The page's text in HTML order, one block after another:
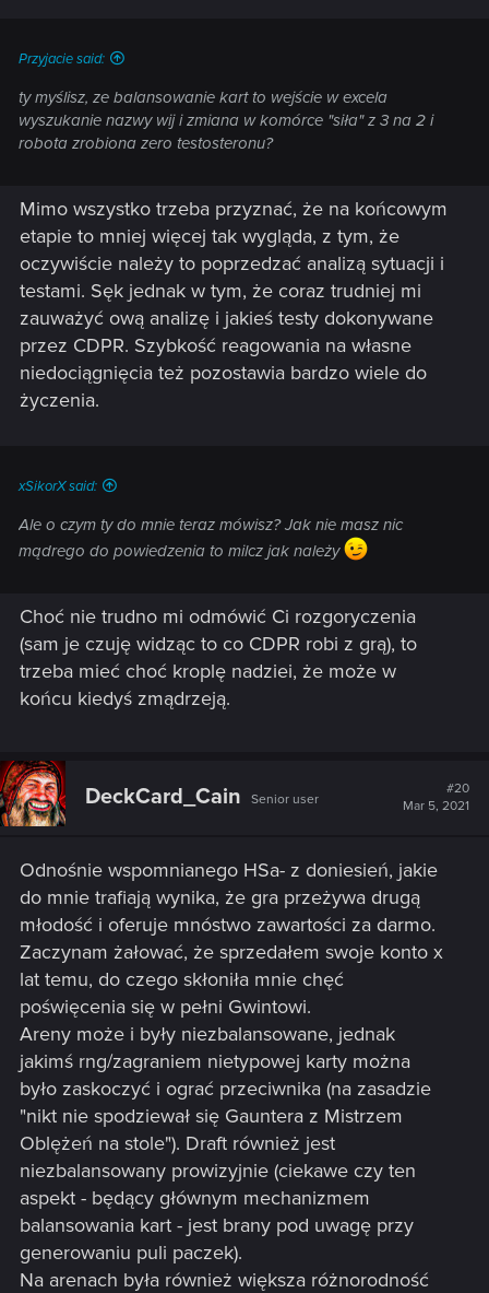
Przyjacie said:
ty myślisz, ze balansowanie kart to wejście w excela
wyszukanie nazwy wij i zmiana w komórce "siła" z 3 na 2 i
robota zrobiona zero testosteronu?
Mimo wszystko trzeba przyznać, że na końcowym
etapie to mniej więcej tak wygląda, z tym, że
oczywiście należy to poprzedzać analizą sytuacji i
testami. Sęk jednak w tym, że coraz trudniej mi
zauważyć ową analizę i jakieś testy dokonywane
przez CDPR. Szybkość reagowania na własne
niedociągnięcia też pozostawia bardzo wiele do
życzenia.
xSikorX said:
Ale o czym ty do mnie teraz mówisz? Jak nie masz nic
mądrego do powiedzenia to milcz jak należy
Choć nie trudno mi odmówić Ci rozgoryczenia
(sam je czuję widząc to co CDPR robi z grą), to
trzeba mieć choć kroplę nadziei, że może w
końcu kiedyś zmądrzeją.
DeckCard_Cain Senior user
#20
Mar 5, 2021
Odnośnie wspomnianego HSa- z doniesień, jakie
do mnie trafiają wynika, że gra przeżywa drugą
młodość i oferuje mnóstwo zawartości za darmo.
Zaczynam żałować, że sprzedałem swoje konto x
lat temu, do czego skłoniła mnie chęć
poświęcenia się w pełni Gwintowi.
Areny może i były niezbalansowane, jednak
jakimś rng/zagraniem nietypowej karty można
było zaskoczyć i ograć przeciwnika (na zasadzie
"nikt nie spodziewał się Gauntera z Mistrzem
Oblężeń na stole"). Draft również jest
niezbalansowany prowizyjnie (ciekawe czy ten
aspekt - będący głównym mechanizmem
balansowania kart - jest brany pod uwagę przy
generowaniu puli paczek).
Na arenach była również większa różnorodność